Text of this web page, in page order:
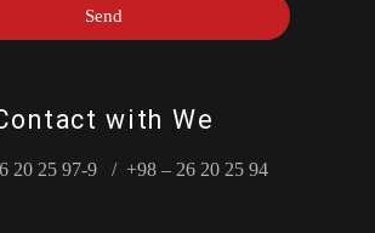
Send
with We
20 25 97-9 / +98 – 26 20 25 94